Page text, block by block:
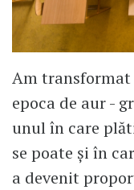
Am
epoca de aur -
unul în care
se poate şi în
a devenit